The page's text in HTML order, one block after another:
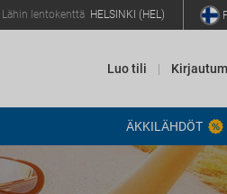
Lähin lentokenttä HELSINKI (HEL)
Luo tili
ÄKKILÄHDÖT